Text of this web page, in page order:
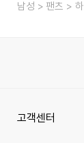
남성 팬츠
고객센터